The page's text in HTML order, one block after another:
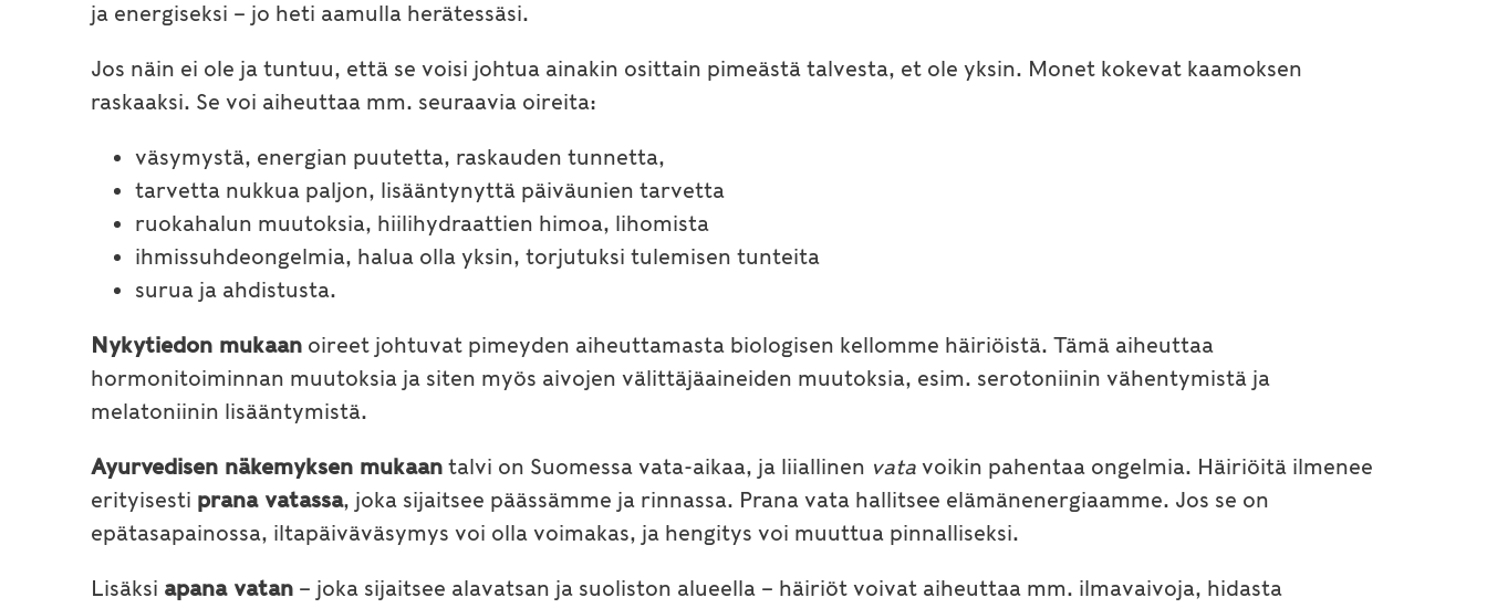
ja energiseksi – jo heti aamulla herätessäsi.
Jos näin ei ole ja tuntuu, että se voisi johtua ainakin osittain pimeästä talvesta, et ole yksin. Monet kokevat kaamoksen
raskaaksi. Se voi aiheuttaa mm. seuraavia oireita:
väsymystä, energian puutetta, raskauden tunnetta,
tarvetta nukkua paljon, lisääntynyttä päiväunien tarvetta
ruokahalun muutoksia, hiilihydraattien himoa, lihomista
ihmissuhdeongelmia, halua olla yksin, torjutuksi tulemisen tunteita
surua ja ahdistusta.
Nykytiedon mukaan oireet johtuvat pimeyden aiheuttamasta biologisen kellomme häiriöistä. Tämä aiheuttaa
hormonitoiminnan muutoksia ja siten myös aivojen välittäjäaineiden muutoksia, esim. serotoniinin vähentymistä ja
melatoniinin lisääntymistä.
Ayurvedisen näkemyksen mukaan talvi on Suomessa vata-aikaa, ja liiallinen vata voikin pahentaa ongelmia. Häiriöitä ilmenee
erityisesti prana vatassa, joka sijaitsee päässämme ja rinnassa. Prana vata hallitsee elämänenergiaamme. Jos se on
epätasapainossa, iltapäiväväsymys voi olla voimakas, ja hengitys voi muuttua pinnalliseksi.
Lisäksi apana vatan – joka sijaitsee alavatsan ja suoliston alueella – häiriöt voivat aiheuttaa mm. ilmavaivoja, hidasta